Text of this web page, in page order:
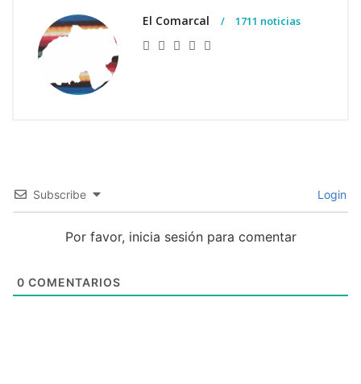
El Comarcal 1711 noticias
Subscribe Login
Por favor, inicia sesión para comentar
0 COMENTARIOS